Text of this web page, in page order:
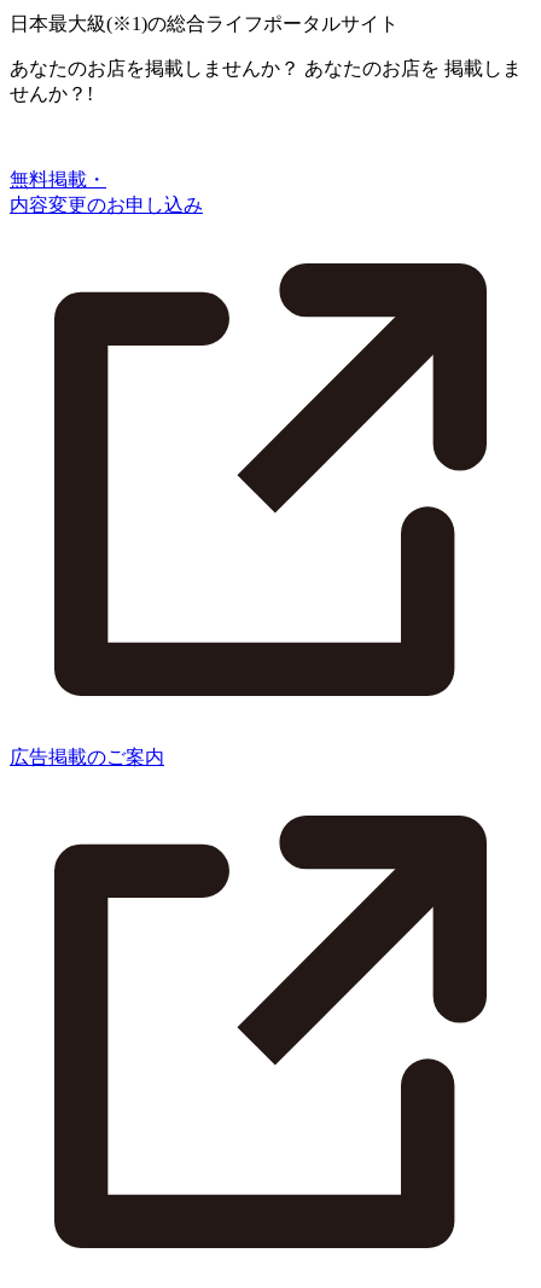
日本最大級(※1)の総合ライフポータルサイト
あなたのお店を掲載しませんか？ あなたのお店を 掲載しま
せんか？!
無料掲載・
内容変更のお申し込み
広告掲載のご案内